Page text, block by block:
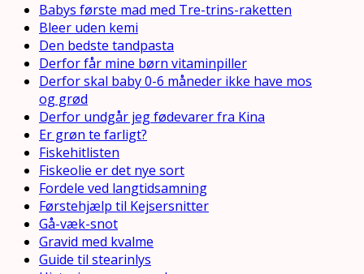
Babys første mad med Tre-trins-raketten
Bleer uden kemi
Den bedste tandpasta
Derfor får mine børn vitaminpiller
Derfor skal baby 0-6 måneder ikke have mos
og grød
Derfor undgår jeg fødevarer fra Kina
Er grøn te farligt?
Fiskehitlisten
Fiskeolie er det nye sort
Fordele ved langtidsamning
Førstehjælp til Kejsersnitter
Gå-væk-snot
Gravid med kvalme
Guide til stearinlys